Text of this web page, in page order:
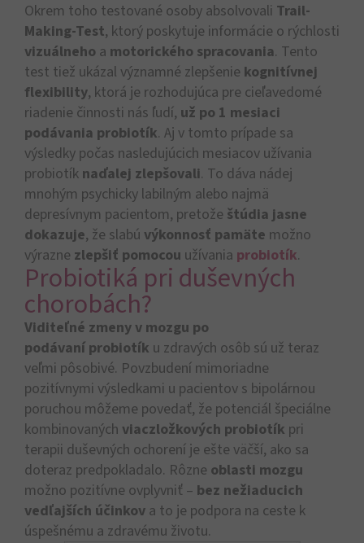
Okrem toho testované osoby absolvovali Trail-
Making-Test, ktorý poskytuje informácie o rýchlosti
vizuálneho a motorického spracovania. Tento
test tiež ukázal významné zlepšenie kognitívnej
flexibility, ktorá je rozhodujúca pre cieľavedomé
riadenie činnosti nás ľudí, už po 1 mesiaci
podávania probiotík. Aj v tomto prípade sa
výsledky počas nasledujúcich mesiacov užívania
probiotík naďalej zlepšovali. To dáva nádej
mnohým psychicky labilným alebo najmä
depresívnym pacientom, pretože štúdia jasne
dokazuje, že slabú výkonnosť pamäte možno
výrazne zlepšiť pomocou užívania probiotík.
Probiotiká pri duševných
chorobách?
Viditeľné zmeny v mozgu po
podávaní probiotík u zdravých osôb sú už teraz
veľmi pôsobivé. Povzbudení mimoriadne
pozitívnymi výsledkami u pacientov s bipolárnou
poruchou môžeme povedať, že potenciál špeciálne
kombinovaných viaczložkových probiotík pri
terapii duševných ochorení je ešte väčší, ako sa
doteraz predpokladalo. Rôzne oblasti mozgu
možno pozitívne ovplyvniť – bez nežiaducich
vedľajších účinkov a to je podpora na ceste k
úspešnému a zdravému životu.